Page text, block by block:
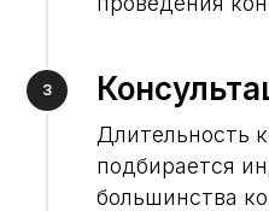
3
Длительность
подбирается
большинства